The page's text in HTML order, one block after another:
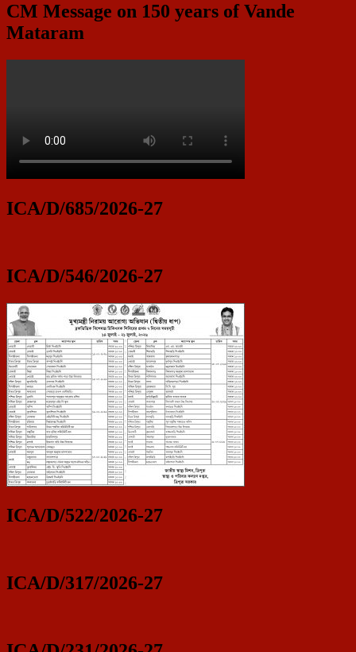
CM Message on 150 years of Vande
Mataram
ICA/D/685/2026-27
ICA/D/546/2026-27
ICA/D/522/2026-27
ICA/D/317/2026-27